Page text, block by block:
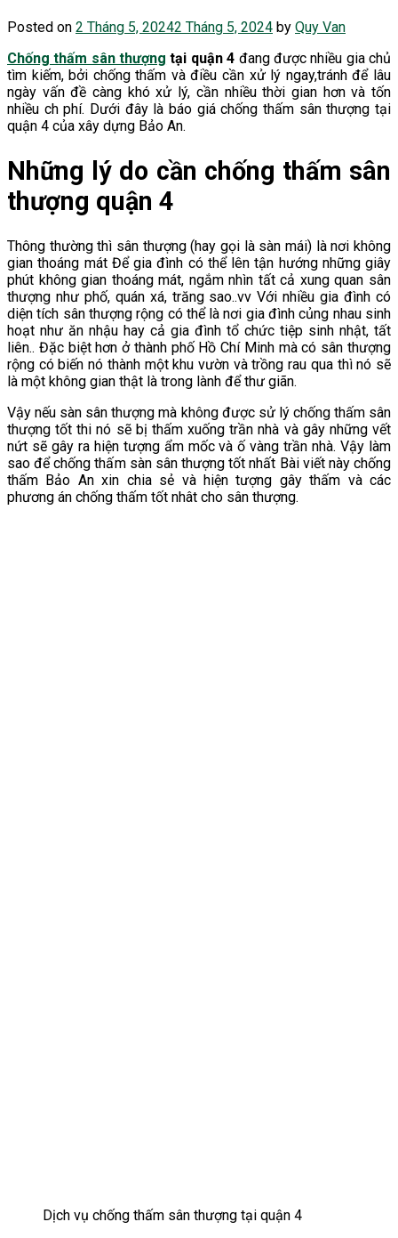
Posted on 2 Tháng 5, 20242 Tháng 5, 2024 by Quy Van
Chống thấm sân thượng tại quận 4 đang được nhiều gia chủ
tìm kiếm, bởi chống thấm và điều cần xử lý ngay,tránh để lâu
ngày vấn đề càng khó xử lý, cần nhiều thời gian hơn và tốn
nhiều ch phí. Dưới đây là báo giá chống thấm sân thượng tại
quận 4 của xây dựng Bảo An.
Những lý do cần chống thấm sân
thượng quận 4
Thông thường thì sân thượng (hay gọi là sàn mái) là nơi không
gian thoáng mát Để gia đình có thể lên tận hướng những giây
phút không gian thoáng mát, ngắm nhìn tất cả xung quan sân
thượng như phố, quán xá, trăng sao..vv Với nhiều gia đình có
diện tích sân thượng rộng có thể là nơi gia đình củng nhau sinh
hoạt như ăn nhậu hay cả gia đình tổ chức tiệp sinh nhật, tất
liên.. Đặc biệt hơn ở thành phố Hồ Chí Minh mà có sân thượng
rộng có biến nó thành một khu vườn và trồng rau qua thì nó sẽ
là một không gian thật là trong lành để thư giãn.
Vậy nếu sàn sân thượng mà không được sử lý chống thấm sân
thượng tốt thi nó sẽ bị thấm xuống trần nhà và gây những vết
nứt sẽ gây ra hiện tượng ẩm mốc và ố vàng trần nhà. Vậy làm
sao để chống thấm sàn sân thượng tốt nhất Bài viết này chống
thấm Bảo An xin chia sẻ và hiện tượng gây thấm và các
phương án chống thấm tốt nhât cho sân thượng.
Dịch vụ chống thấm sân thượng tại quận 4